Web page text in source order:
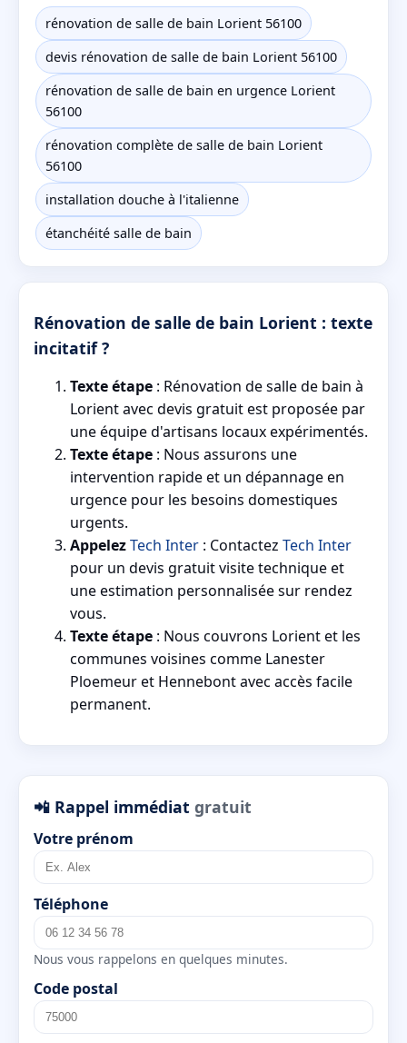
rénovation de salle de bain Lorient 56100
devis rénovation de salle de bain Lorient 56100
rénovation de salle de bain en urgence Lorient
56100
rénovation complète de salle de bain Lorient
56100
installation douche à l'italienne
étanchéité salle de bain
Rénovation de salle de bain Lorient : texte
incitatif ?
Texte étape : Rénovation de salle de bain à
Lorient avec devis gratuit est proposée par
une équipe d'artisans locaux expérimentés.
Texte étape : Nous assurons une
intervention rapide et un dépannage en
urgence pour les besoins domestiques
urgents.
AppelezTech Inter : Contactez Tech Inter
pour un devis gratuit visite technique et
une estimation personnalisée sur rendez
vous.
Texte étape : Nous couvrons Lorient et les
communes voisines comme Lanester
Ploemeur et Hennebont avec accès facile
permanent.
📲 Rappel immédiat gratuit
Votre prénom
Téléphone
Nous vous rappelons en quelques minutes.
Code postal